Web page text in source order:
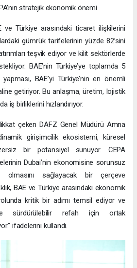
stratejik ekonomik önemi
ve Türkiye arasındaki ticaret ilişkilerini
gümrük tarifelerinin yüzde 82’sini
teşvik ediyor ve kilit sektörlerde
BAE’nin Türkiye’ye toplamda 5
BAE’yi Türkiye’nin en önemli
getiriyor. Bu anlaşma, üretim, lojistik
iş birliklerini hızlandırıyor.
çeken DAFZ Genel Müdürü Amna
girişimcilik ekosistemi, küresel
bir potansiyel sunuyor. CEPA
Dubai’nin ekonomisine sorunsuz
sağlayacak bir çerçeve
BAE ve Türkiye arasındaki ekonomik
kritik bir adımı temsil ediyor ve
sürdürülebilir refah için ortak
ifadelerini kullandı.